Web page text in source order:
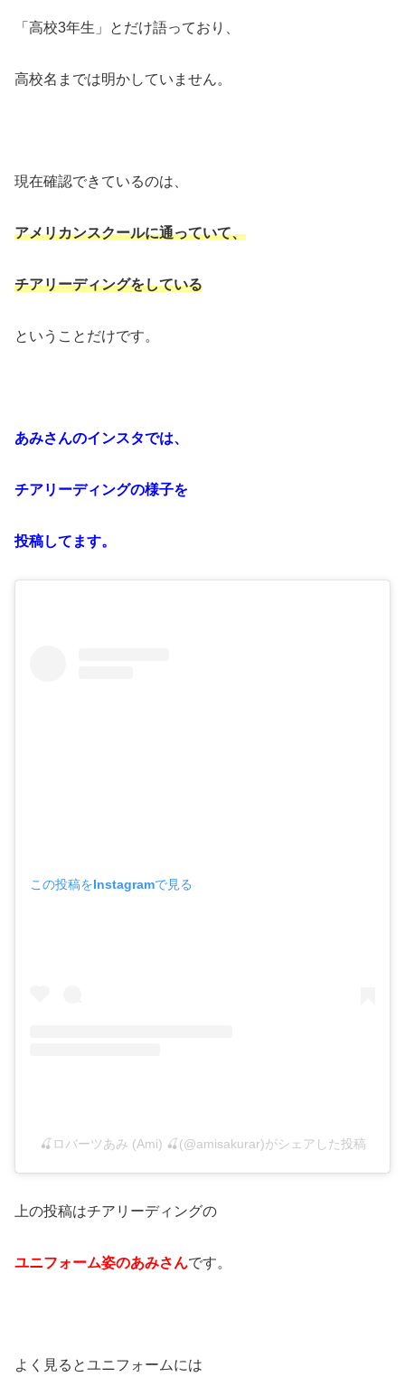
「高校3年生」とだけ語っており、
高校名までは明かしていません。
現在確認できているのは、
アメリカンスクールに通っていて、
チアリーディングをしている
ということだけです。
あみさんのインスタでは、
チアリーディングの様子を
投稿してます。
この投稿をInstagramで見る
🍒ロバーツあみ (Ami) 🍒(@amisakurar)がシェアした投稿
上の投稿はチアリーディングの
ユニフォーム姿のあみさんです。
よく見るとユニフォームには